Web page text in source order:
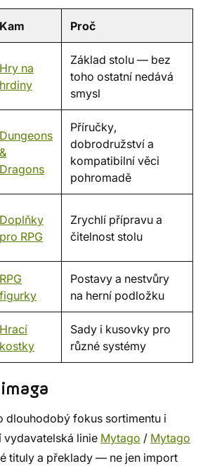
Kam Proč
Hry na
hrdiny
Základ stolu — bez
toho ostatní nedává
smysl
Dungeons
&
Dragons
Příručky,
dobrodružství a
kompatibilní věci
pohromadě
Doplňky
pro RPG
Zrychlí přípravu a
čitelnost stolu
RPG
figurky
Postavy a nestvůry
na herní podložku
Hrací
kostky
Sady i kusovky pro
různé systémy
dlouhodobý fokus sortimentu i
vydavatelská linie Mytago / Mytago
tituly a překlady — ne jen import